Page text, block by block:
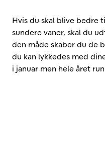
Hvis du skal blive bedre
sundere vaner, skal du
den måde skaber du de
du kan lykkedes med
i januar men hele året